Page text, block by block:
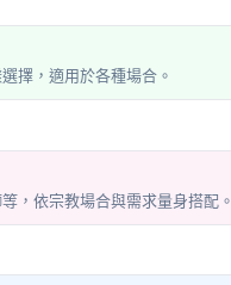
擇，適用於各種場合。
，依宗教場合與需求量身搭配。